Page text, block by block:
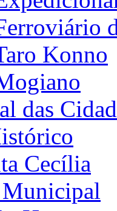
Konno
das
Cecília